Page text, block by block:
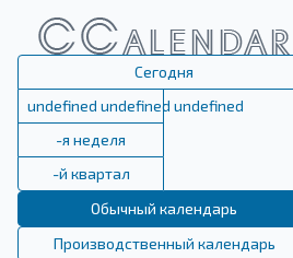
Сегодня
undefined undefined undefined
-я неделя
-й квартал
Обычный календарь
Производственный календарь